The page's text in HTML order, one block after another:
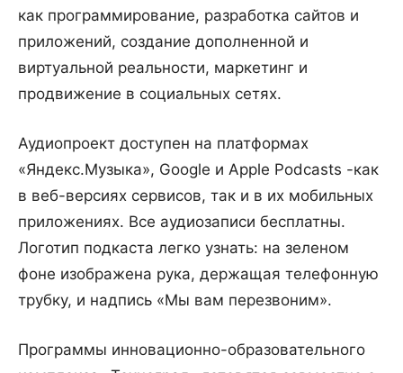
как программирование, разработка сайтов и
приложений, создание дополненной и
виртуальной реальности, маркетинг и
продвижение в социальных сетях.
Аудиопроект доступен на платформах
«Яндекс.Музыка», Google и Apple Podcasts -как
в веб-версиях сервисов, так и в их мобильных
приложениях. Все аудиозаписи бесплатны.
Логотип подкаста легко узнать: на зеленом
фоне изображена рука, держащая телефонную
трубку, и надпись «Мы вам перезвоним».
Программы инновационно-образовательного